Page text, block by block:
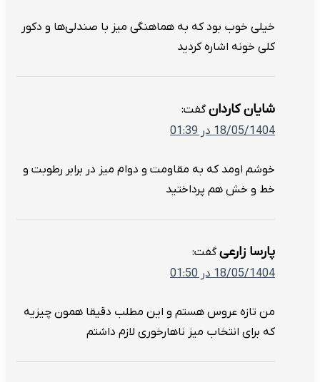
خیلی خوب بود که به هماهنگی میز با صندلی‌ها و دکور
کلی خونه اشاره کردید
شایان کاردان گفت:
18/05/1404 در 01:39
خوشم اومد که به مقاومت و دوام میز در برابر رطوبت و
خط و خش هم پرداختید
پارسا زارعی گفت:
18/05/1404 در 01:50
من تازه عروس هستم و این مطلب دقیقا همون چیزیه
که برای انتخاب میز ناهارخوری لازم داشتم